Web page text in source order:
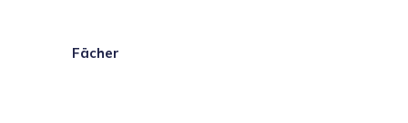
Fächer